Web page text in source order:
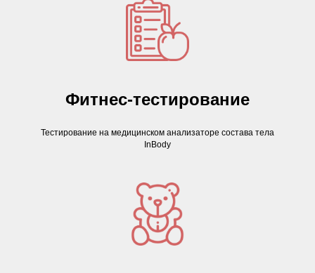
Фитнес-тестирование
Тестирование на медицинском анализаторе состава тела
InBody